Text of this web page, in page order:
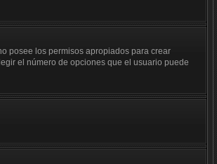
posee los permisos apropiados para crear
el número de opciones que el usuario puede